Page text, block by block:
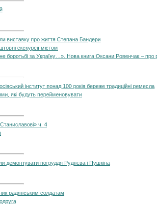
виставку про життя Степана Бандери
екскурсії містом
боротьбі за Україну…». Нова книга Оксани Ровенчак – про
інститут понад 100 років береже традиційні ремесла
які будуть перейменовувати
ч. 4
демонтувати погруддя Руднєва і Пушкіна
радянським солдатам